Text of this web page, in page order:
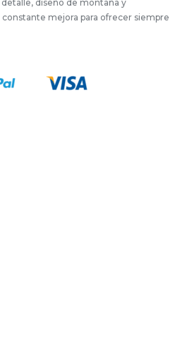
diseño de montaña y
mejora para ofrecer siempre